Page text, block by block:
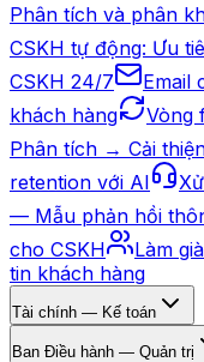
Phân tích và phân
CSKH tự động: Ưu
CSKH 24/7
Email
khách hàng
Vòng
Phân tích → Cải
retention với AI
— Mẫu phản hồi
cho CSKH
Làm
tin khách hàng
Tài chính — Kế toán
Ban Điều hành — Quản trị